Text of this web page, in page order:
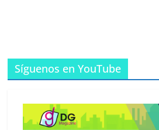
Síguenos en YouTube